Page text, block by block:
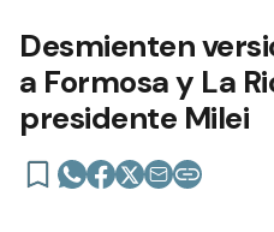
Desmienten
a Formosa y La
presidente Milei